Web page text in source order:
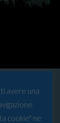
avere una
cookie" ne